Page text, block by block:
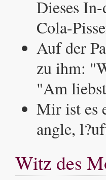
Dieses
Cola-
Auf der
zu ihm:
"Am
Mir ist es
angle,
Witz des